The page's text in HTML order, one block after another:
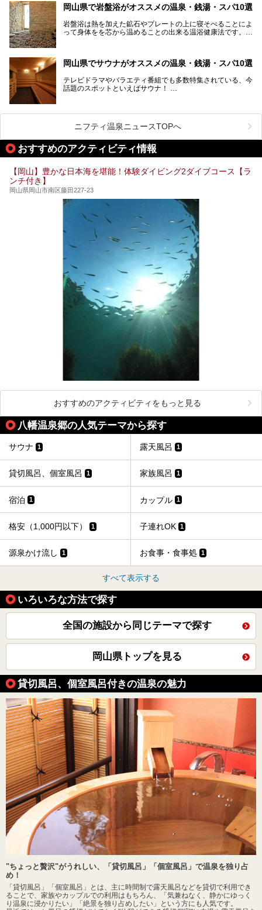
海に多数の島々が浮かぶ瀬戸内海に面した南部に分けられま
す。年間を通じて降水量が少ない「晴れの国」で、モモやブ
ドウなど果物の栽培が盛んなうえ、その品質の高さは全国的
にも有名です。
ます。ここでは、岡山県で評判のスーパー銭湯をご紹介しま
しょう。
岡山県で岩盤浴がオススメの温泉・銭湯・スパ10選
岩盤浴は熱を加えた鉱石やプレートの上に寝そべることによ
って身体をを芯から温めることの出来る温浴健康法です。じ
ススメ温泉・銭湯・スパ10ヶ所を紹介させていただきま
岡山県でサウナがオススメの温泉・銭湯・スパ10選
テレビドラマやバラエティ番組でも多数特集されている、今
話題のスポットといえばサウナ！
今回は、岡山県でサウナがおすすめの温泉や銭湯、スパを厳
選してご紹介！
血流が良くなるだけでなく美容効果やリラックス効果も期待
ニフティ温泉ニュースTOPへ
おすすめのアクティビティ情報
【岡山】豊かな日本海を堪能！体験ダイビング2ダイブコース【ラ
ンチ付き】
岡山県岡山市南区藤田227-23
おすすめのアクティビティをもっと見る
八幡温泉郷の人気テーマから探す
サウナ 1 露天風呂 1
貸切風呂、個室風呂 1 家族風呂 1
宿泊 1 カップル 1
格安（1,000円以下） 1 子連れOK 1
源泉かけ流し 1 お食事・食事処 1
すべて表示する
いろいろな方法で探す
全国の施設から同じテーマで探す
岡山県トップを見る
貸切風呂、個室風呂付きの温泉の魅力
"ちょっと贅沢"がうれしい、「貸切風呂」「個室風呂」で温泉を独り占
め！
「貸切風呂」「個室風呂」とは、主に時間制で露天風呂などを貸切で利用でき
ることで、家族やカップルでの利用はもちろん、「気兼ねなく、静かにゆっく
り温泉に浸かりたい」「絶景を独り占めしたい」という方にも人気です。